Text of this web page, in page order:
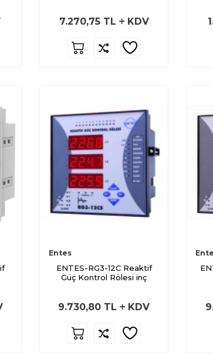
7.270,75TL KDV
Entes
ENTES-RG3-12C Reaktif
Güç Kontrol Rölesi inç
9.730,80 TL KDV